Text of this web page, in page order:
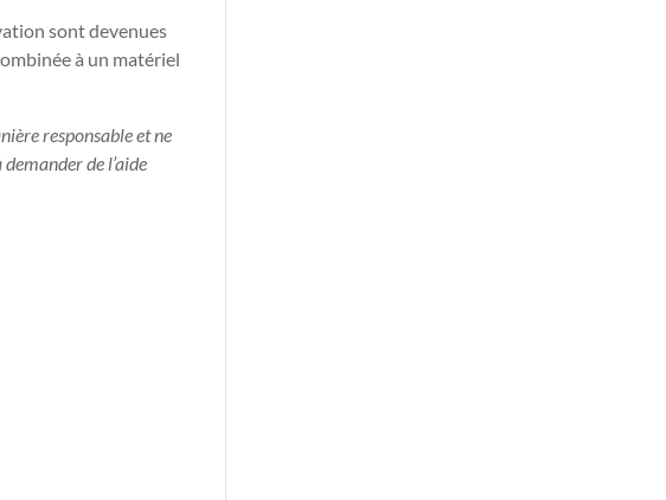
sont devenues
à un matériel
responsable et ne
de l’aide